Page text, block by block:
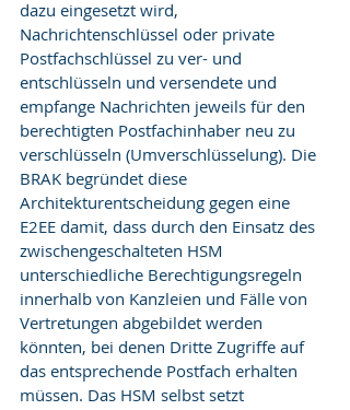
dazu eingesetzt wird,
Nachrichtenschlüssel oder private
Postfachschlüssel zu ver- und
entschlüsseln und versendete und
empfange Nachrichten jeweils für den
berechtigten Postfachinhaber neu zu
verschlüsseln (Umverschlüsselung). Die
BRAK begründet diese
Architekturentscheidung gegen eine
E2EE damit, dass durch den Einsatz des
zwischengeschalteten HSM
unterschiedliche Berechtigungsregeln
innerhalb von Kanzleien und Fälle von
Vertretungen abgebildet werden
könnten, bei denen Dritte Zugriffe auf
das entsprechende Postfach erhalten
müssen. Das HSM selbst setzt